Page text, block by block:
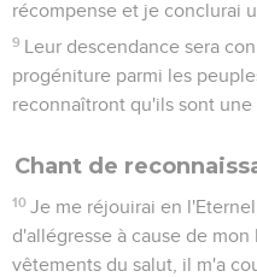
récompense et je conclurai
9 Leur descendance sera
progéniture parmi les
reconnaîtront qu'ils sont
Chant de
10 Je me réjouirai en
d'allégresse à cause de
vêtements du salut, il m'a